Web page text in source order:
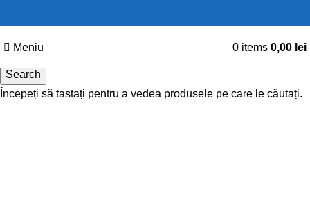
Meniu 0 items 0,00 lei
Search
Începeți să tastați pentru a vedea produsele pe care le căutați.